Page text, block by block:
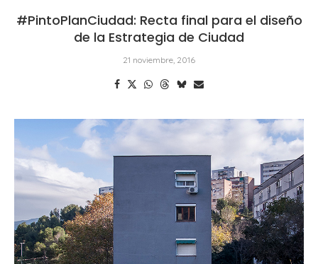
#PintoPlanCiudad: Recta final para el diseño
de la Estrategia de Ciudad
21 noviembre, 2016